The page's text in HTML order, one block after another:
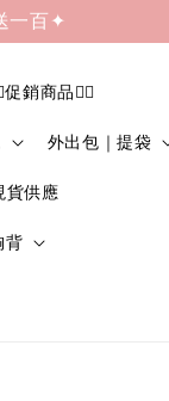
一百✦
促銷商品❤️‍🔥
外出包｜提袋
貨供應
背